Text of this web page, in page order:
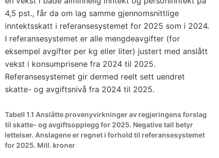
4,5 pst., får da om lag samme gjennomsnittlige
inntektsskatt i referansesystemet for 2025 som i 2024.
I referansesystemet er alle mengdeavgifter (for
eksempel avgifter per kg eller liter) justert med anslått
vekst i konsumprisene fra 2024 til 2025.
Referansesystemet gir dermed reelt sett uendret
skatte- og avgiftsnivå fra 2024 til 2025.
Tabell 1.1 Anslåtte provenyvirkninger av regjeringens forslag
til skatte- og avgiftsopplegg for 2025. Negative tall betyr
lettelser. Anslagene er regnet i forhold til referansesystemet
for 2025. Mill. kroner